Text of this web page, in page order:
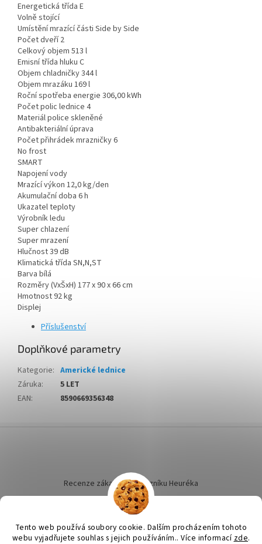
Tento web používá soubory cookie. Dalším procházením tohoto
webu vyjadřujete souhlas s jejich používáním.. Více informací zde.
Energetická třída E
Volně stojící
Umístění mrazící části Side by Side
Počet dveří 2
Celkový objem 513 l
Emisní třída hluku C
Objem chladničky 344 l
Objem mrazáku 169 l
Roční spotřeba energie 306,00 kWh
Počet polic lednice 4
Materiál police skleněné
Antibakteriální úprava
Počet přihrádek mrazničky 6
No frost
SMART
Napojení vody
Mrazící výkon 12,0 kg/den
Akumulační doba 6 h
Ukazatel teploty
Výrobník ledu
Super chlazení
Super mrazení
Hlučnost 39 dB
Klimatická třída SN,N,ST
Barva bílá
Rozměry (VxŠxH) 177 x 90 x 66 cm
Hmotnost 92 kg
Displej
Příslušenství
Doplňkové parametry
Kategorie: Americké lednice
Záruka:
5 LET
EAN: 8590669356348
í
Recenze zákazníků dotazníku Heuréka